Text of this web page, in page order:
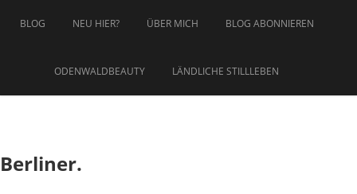
BLOG
NEU HIER? ÜBER MICH BLOG ABONNIEREN
ODENWALDBEAUTY LÄNDLICHE STILLLEBEN
Berliner.